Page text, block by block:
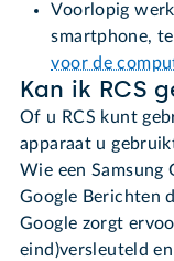
Voorlopig
smartphone,
voor de
Kan ik RCS
Of u RCS kunt
apparaat u
Wie een
Google Berichten
Google zorgt
eind)versleuteld